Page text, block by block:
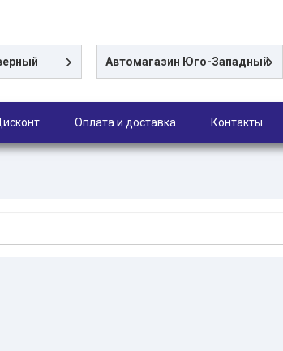
Автомагазин Юго-Западный
Оплата и доставка Контакты